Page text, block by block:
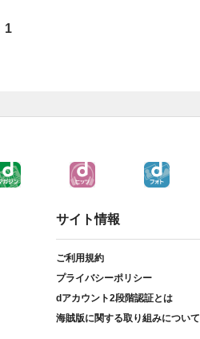
1
サイト情報
ご利用規約
プライバシーポリシー
dアカウント2段階認証とは
海賊版に関する取り組みについて